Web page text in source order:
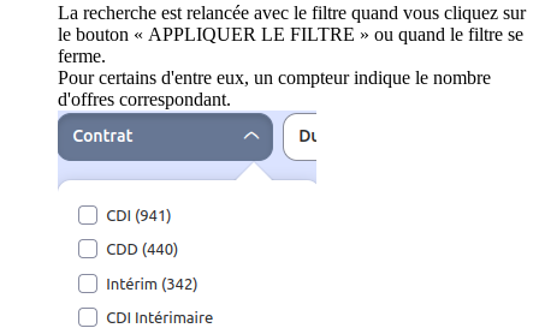
La recherche est relancée avec le filtre quand vous cliquez sur
le bouton « APPLIQUER LE FILTRE » ou quand le filtre se
ferme.
Pour certains d'entre eux, un compteur indique le nombre
d'offres correspondant.